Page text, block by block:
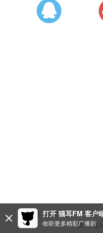
建议与反馈
冀ICP备
打开 猫耳FM 客户
收听更多精彩广播剧